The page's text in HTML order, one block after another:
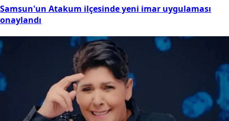
Samsun'un Atakum ilçesinde yeni imar uygulaması
onaylandı